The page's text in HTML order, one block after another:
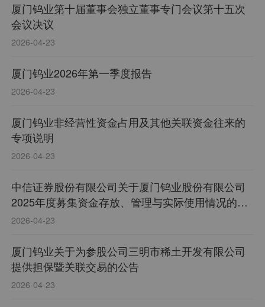
厦门钨业第十届董事会独立董事专门会议第十五次
会议决议
2026-04-23
厦门钨业2026年第一季度报告
2026-04-23
厦门钨业非经营性资金占用及其他关联资金往来的
专项说明
2026-04-23
中信证券股份有限公司关于厦门钨业股份有限公司
2025年度募集资金存放、管理与实际使用情况的核
查意见
2026-04-23
厦门钨业关于为参股公司三明市稀土开发有限公司
提供担保暨关联交易的公告
2026-04-23